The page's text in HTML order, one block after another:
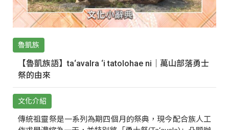
魯凱族
【魯凱族語】ta‘avalra ‘i tatolohae ni｜萬山部落勇士
祭的由來
文化介紹
傳統祖靈祭是一系列為期四個月的祭典，現今配合族人工